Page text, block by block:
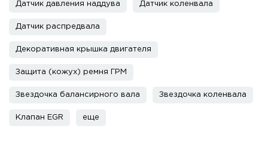
Датчик давления наддува Датчик коленвала
Датчик распредвала
Декоративная крышка двигателя
Защита (кожух) ремня ГРМ
Звездочка балансирного вала Звездочка коленвала
Клапан EGR еще